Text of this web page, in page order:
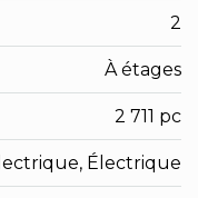
2
À étages
2 711 pc
Électrique